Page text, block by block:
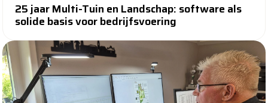
25 jaar Multi-Tuin en Landschap: software als
solide basis voor bedrijfsvoering